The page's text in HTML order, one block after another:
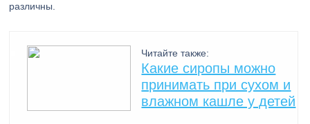
различны.
Читайте также:
Какие сиропы можно
принимать при сухом и
влажном кашле у детей